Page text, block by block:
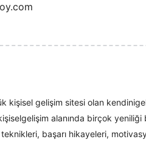
kişisel gelişim sitesi olan
alanında birçok
başarı hikayeleri,